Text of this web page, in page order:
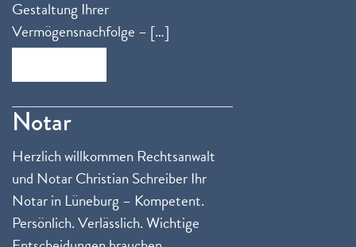
Gestaltung Ihrer
Vermögensnachfolge – […]
Notar
Herzlich willkommen Rechtsanwalt
und Notar Christian Schreiber Ihr
Notar in Lüneburg – Kompetent.
Persönlich. Verlässlich. Wichtige